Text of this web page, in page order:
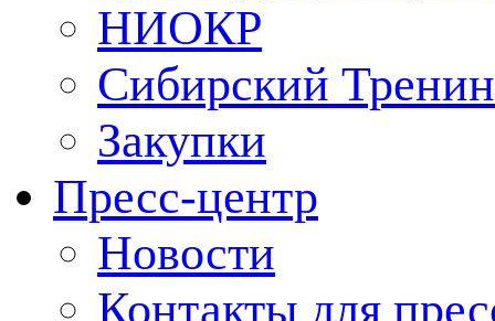
НИОКР
Сибирский
Закупки
Пресс-центр
Новости
Контакты для